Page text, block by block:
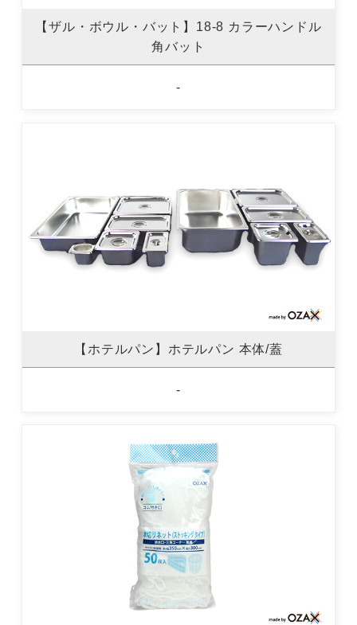
【ザル・ボウル・バット】18-8 カラーハンドル
角バット
-
【ホテルパン】ホテルパン 本体/蓋
-